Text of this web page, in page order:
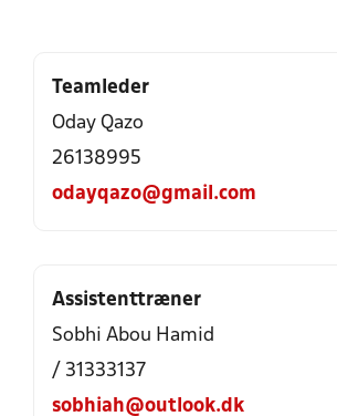
Teamleder
Oday Qazo
26138995
odayqazo@gmail.com
Assistenttræner
Sobhi Abou Hamid
/ 31333137
sobhiah@outlook.dk